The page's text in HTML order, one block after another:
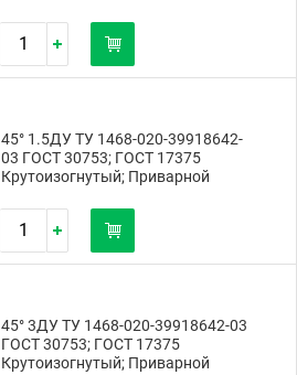
45° 1.5ДУ ТУ 1468-020-39918642-
03 ГОСТ 30753; ГОСТ 17375
Крутоизогнутый; Приварной
45° 3ДУ ТУ 1468-020-39918642-03
ГОСТ 30753; ГОСТ 17375
Крутоизогнутый; Приварной